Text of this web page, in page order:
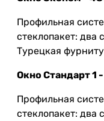
Профильная
стеклопакет: два
Турецкая
Окно Стандарт 1
Профильная
стеклопакет: два